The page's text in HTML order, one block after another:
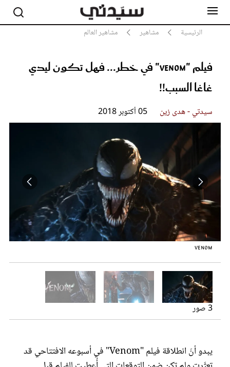
الرئيسية مشاهير مشاهير العالم
فيلم "Venom" في خطر... فهل تكون ليدي
غاغا السبب!!
سيدتي - هدى زين 05 أكتوبر 2018
Venom
Venom
فيلم Venom
3 صور
يبدو أنّ انطلاقة فيلم "Venom" في أسبوعه الافتتاحي قد
مشاهير
أناقة
صحة ورشاقة
سيدتي وطفلك
لايف ستايل
مطبخ سيدتي
مقالات الرأي
ستايل
تقارير
عروس سيدتي